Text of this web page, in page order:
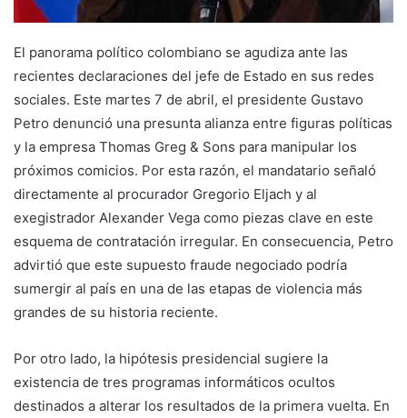
El panorama político colombiano se agudiza ante las
recientes declaraciones del jefe de Estado en sus redes
sociales. Este martes 7 de abril, el presidente Gustavo
Petro denunció una presunta alianza entre figuras políticas
y la empresa Thomas Greg & Sons para manipular los
próximos comicios. Por esta razón, el mandatario señaló
directamente al procurador Gregorio Eljach y al
exegistrador Alexander Vega como piezas clave en este
esquema de contratación irregular. En consecuencia, Petro
advirtió que este supuesto fraude negociado podría
sumergir al país en una de las etapas de violencia más
grandes de su historia reciente.
Por otro lado, la hipótesis presidencial sugiere la
existencia de tres programas informáticos ocultos
destinados a alterar los resultados de la primera vuelta. En